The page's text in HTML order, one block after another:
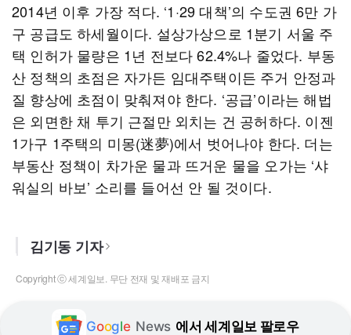
2014년 이후 가장 적다. ‘1·29 대책’의 수도권 6만 가
구 공급도 하세월이다. 설상가상으로 1분기 서울 주
택 인허가 물량은 1년 전보다 62.4%나 줄었다. 부동
산 정책의 초점은 자가든 임대주택이든 주거 안정과
질 향상에 초점이 맞춰져야 한다. ‘공급’이라는 해법
은 외면한 채 투기 근절만 외치는 건 공허하다. 이젠
1가구 1주택의 미몽(迷夢)에서 벗어나야 한다. 더는
부동산 정책이 차가운 물과 뜨거운 물을 오가는 ‘샤
워실의 바보’ 소리를 들어선 안 될 것이다.
김기동 기자
Copyright ⓒ 세계일보. 무단 전재 및 재배포 금지
Google News 에서 세계일보 팔로우